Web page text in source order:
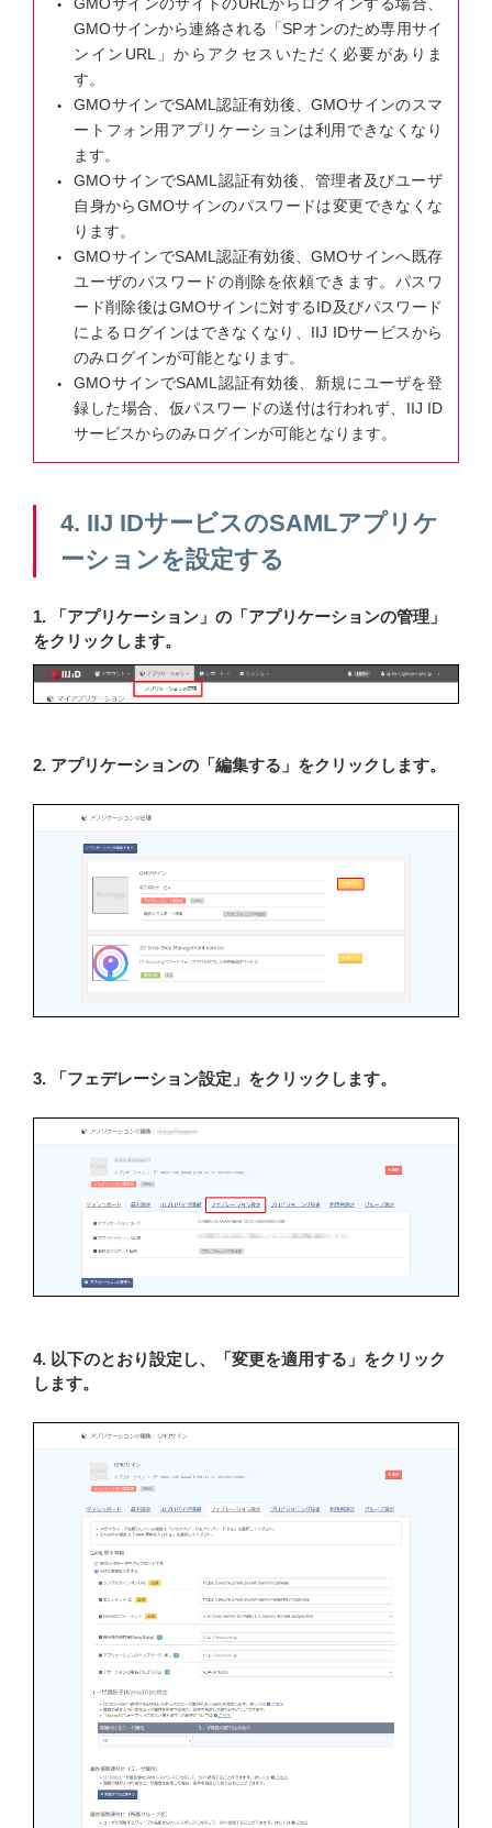
GMOサインのサイトのURLからログインする場合、
GMOサインから連絡される「SPオンのため専用サイ
ンインURL」からアクセスいただく必要がありま
す。
GMOサインでSAML認証有効後、GMOサインのスマ
ートフォン用アプリケーションは利用できなくなり
ます。
GMOサインでSAML認証有効後、管理者及びユーザ
自身からGMOサインのパスワードは変更できなくな
ります。
GMOサインでSAML認証有効後、GMOサインへ既存
ユーザのパスワードの削除を依頼できます。パスワ
ード削除後はGMOサインに対するID及びパスワード
によるログインはできなくなり、IIJ IDサービスから
のみログインが可能となります。
GMOサインでSAML認証有効後、新規にユーザを登
録した場合、仮パスワードの送付は行われず、IIJ ID
サービスからのみログインが可能となります。
4. IIJ IDサービスのSAMLアプリケ
ーションを設定する
1. 「アプリケーション」の「アプリケーションの管理」
をクリックします。
2. アプリケーションの「編集する」をクリックします。
3. 「フェデレーション設定」をクリックします。
4. 以下のとおり設定し、「変更を適用する」をクリック
します。